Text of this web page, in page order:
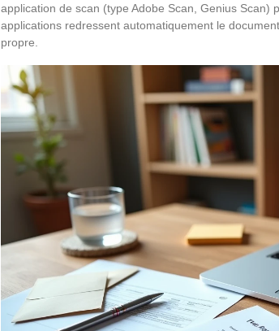
application de scan (type Adobe Scan, Genius Scan)
applications redressent automatiquement le
propre.